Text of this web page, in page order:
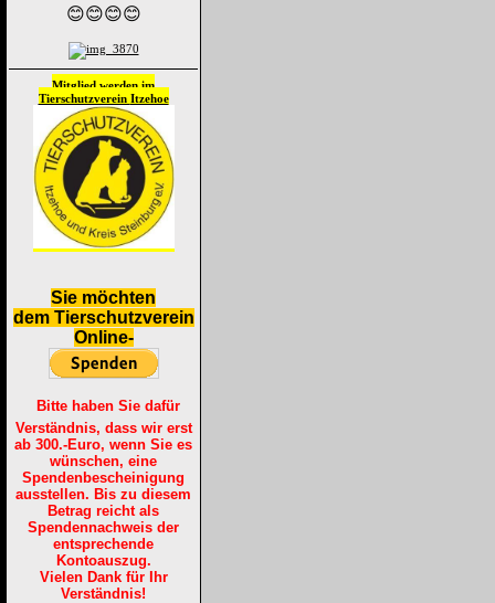
😊😊😊😊
Mitglied werden im
Tierschutzverein Itzehoe
Sie möchten
dem Tierschutzverein
Online-
Bitte haben Sie dafür
Verständnis, dass wir erst
ab 300.-Euro, wenn Sie es
wünschen, eine
Spendenbescheinigung
ausstellen. Bis zu diesem
Betrag reicht als
Spendennachweis der
entsprechende
Kontoauszug.
Vielen Dank für Ihr
Verständnis!